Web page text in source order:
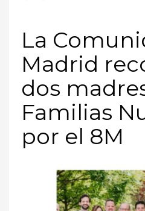
La
Madrid
dos
Familias
por el 8M